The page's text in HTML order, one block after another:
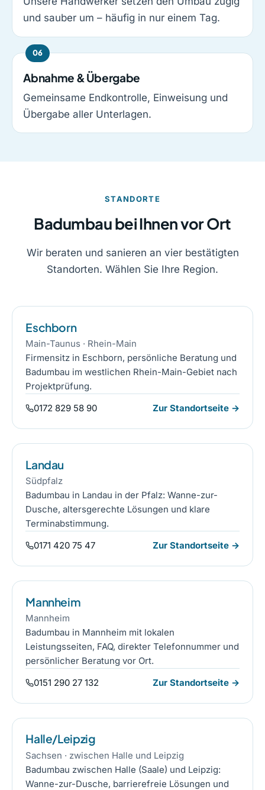
und sauber um – häufig in nur einem Tag.
Abnahme & Übergabe
Gemeinsame Endkontrolle, Einweisung und
Übergabe aller Unterlagen.
STANDORTE
Badumbau bei Ihnen vor Ort
Wir beraten und sanieren an vier bestätigten
Standorten. Wählen Sie Ihre Region.
Eschborn
Main-Taunus · Rhein-Main
Firmensitz in Eschborn, persönliche Beratung und
Badumbau im westlichen Rhein-Main-Gebiet nach
Projektprüfung.
0172 829 58 90
Zur Standortseite →
Landau
Südpfalz
Badumbau in Landau in der Pfalz: Wanne-zur-
Dusche, altersgerechte Lösungen und klare
Terminabstimmung.
0171 420 75 47
Zur Standortseite →
Mannheim
Mannheim
Badumbau in Mannheim mit lokalen
Leistungsseiten, FAQ, direkter Telefonnummer und
persönlicher Beratung vor Ort.
0151 290 27 132
Zur Standortseite →
Halle/Leipzig
Sachsen · zwischen Halle und Leipzig
Badumbau zwischen Halle (Saale) und Leipzig:
Wanne-zur-Dusche, barrierefreie Lösungen und